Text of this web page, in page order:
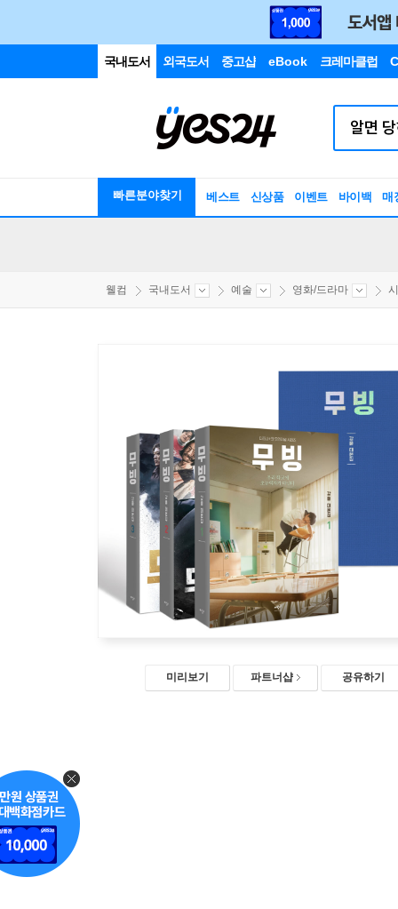
국내도서 외국도서 중고샵 eBook 크레마클럽
빠른분야찾기 베스트 신상품 이벤트 바이백 매
웰컴 국내도서 예술 영화/드라마
미리보기 파트너샵 공유하기